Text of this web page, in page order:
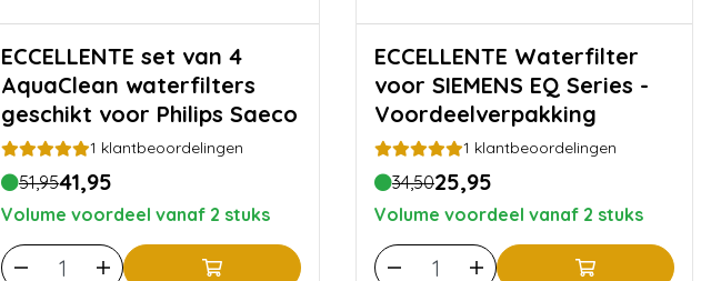
ECCELLENTE set van 4
AquaClean waterfilters
geschikt voor Philips Saeco
1 klantbeoordelingen
51,9541,95
Volume voordeel vanaf 2 stuks
ECCELLENTE Waterfilter
voor SIEMENS EQ Series -
Voordeelverpakking
1 klantbeoordelingen
34,5025,95
Volume voordeel vanaf 2 stuks